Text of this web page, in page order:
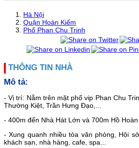
Hà Nội
Quận Hoàn Kiếm
Phố Phan Chu Trinh
THÔNG TIN NHÀ
Mô tả:
- Vị trí: Nằm trên mặt phố vip Phan Chu
Thường Kiệt, Trần Hưng Đạo,...
- 400m đến Nhà Hát Lớn và 700m Hồ
- Xung quanh nhiều tòa văn phòng, Hội
khách sạn, nhà hàng, cafe, spa...